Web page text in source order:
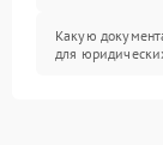
Какую
для